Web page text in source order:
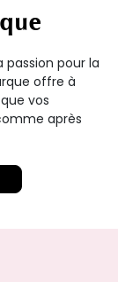
passion pour la
offre à
vos
après